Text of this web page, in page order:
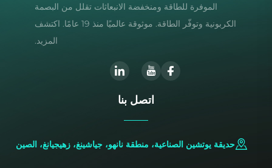
الموفرة للطاقة ومنخفضة الانبعاثات تقلل من البصمة
الكربونية وتوفّر الطاقة. موثوقة عالميًا منذ 19 عامًا. اكتشف
المزيد.
اتصل بنا
حديقة يوتشين الصناعية، منطقة نانهو، جياشينغ، زهيجيانغ، الصين